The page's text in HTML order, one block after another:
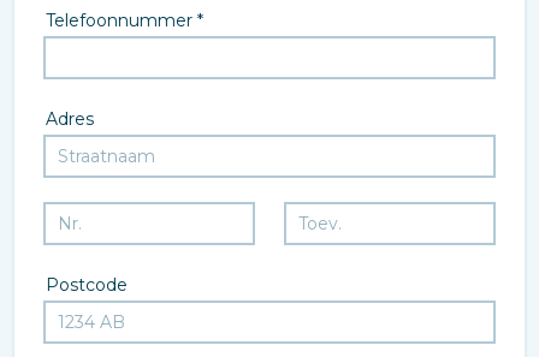
Telefoonnummer *
Adres
Postcode